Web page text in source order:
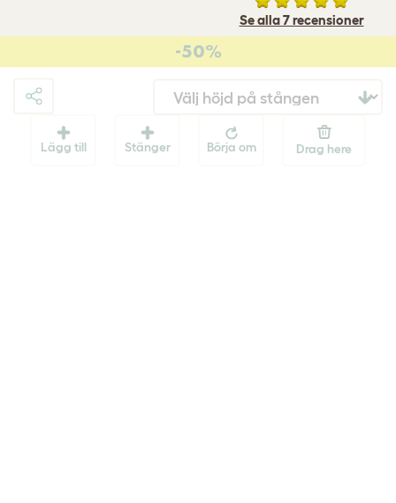
Se alla 7 recensioner
-50%
Lägg till Stänger Börja om Drag here